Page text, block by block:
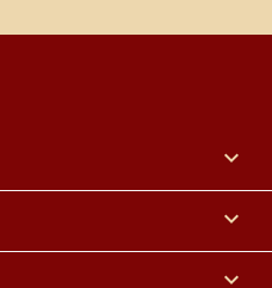


